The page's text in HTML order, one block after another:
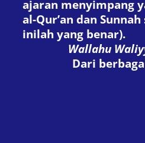
ajaran menyimpang
al-Qur’an dan
inilah yang benar).
Wallahu
Dari